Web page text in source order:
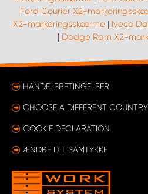
Ford Courier X2-
X2-markeringsskærme| Iveco
| Dodge Ram X2-
HANDELSBETINGELSER
CHOOSE A DIFFERENT COUNTRY
COOKIE DECLARATION
ÆNDRE DIT SAMTYKKE